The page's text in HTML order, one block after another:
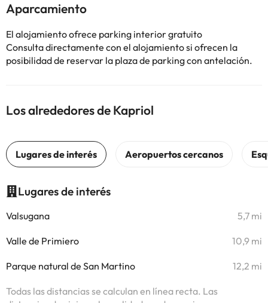
Aparcamiento
El alojamiento ofrece parking interior gratuito
Consulta directamente con el alojamiento si ofrecen la
posibilidad de reservar la plaza de parking con antelación.
Los alrededores de Kapriol
Lugares de interés
Valsugana 5,7 mi
Valle de Primiero 10,9 mi
Parque natural de San Martino 12,2 mi
Todas las distancias se calculan en línea recta. Las